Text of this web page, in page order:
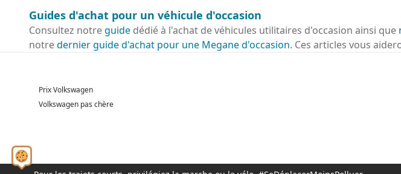
Guides d'achat pour un véhicule d'occasion
Consultez notreguide dédié à l'achat de véhicules utilitaires d'occasion ainsi que
notredernier guide d'achat pour une Megane d'occasion. Ces articles vous
Prix Volkswagen
Volkswagen pas chère